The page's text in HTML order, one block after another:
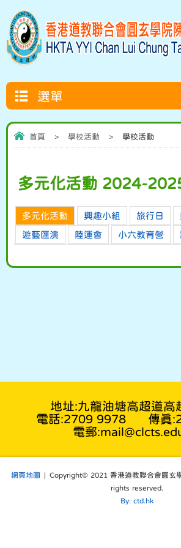
選單
首頁 > 學校活動 > 學校活動
多元化活動 2024-
多元化活動 興趣小組 旅行日
遊藝匯演 陸運會 小六教育營
地址:九龍油塘高超道高
電話:2709 9978
傳真
電郵
網頁地圖 | Copyright© 2021 香港道教聯合會圓玄
rights reserved.
By: ctd.hk